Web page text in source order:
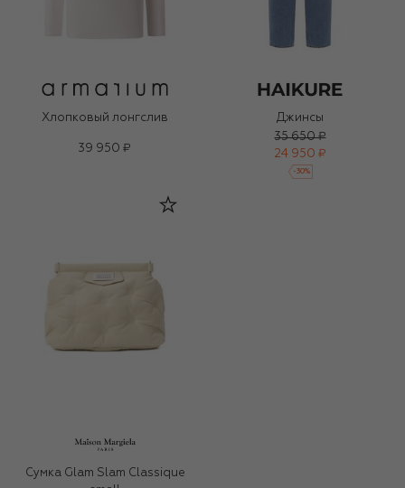
Хлопковый лонгслив
39 950 ₽
Джинсы
35 650 ₽
24 950 ₽
-30%
Сумка Glam Slam Classique